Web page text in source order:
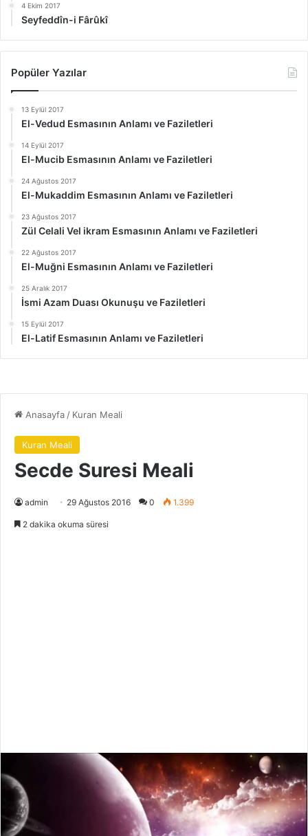
4 Ekim 2017
Seyfeddîn-i Fârûkî
Popüler Yazılar
13 Eylül 2017
El-Vedud Esmasının Anlamı ve Faziletleri
14 Eylül 2017
El-Mucib Esmasının Anlamı ve Faziletleri
24 Ağustos 2017
El-Mukaddim Esmasının Anlamı ve Faziletleri
23 Ağustos 2017
Zül Celali Vel ikram Esmasının Anlamı ve Faziletleri
22 Ağustos 2017
El-Muğni Esmasının Anlamı ve Faziletleri
25 Aralık 2017
İsmi Azam Duası Okunuşu ve Faziletleri
15 Eylül 2017
El-Latif Esmasının Anlamı ve Faziletleri